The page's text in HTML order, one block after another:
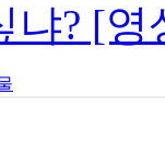
냐? [